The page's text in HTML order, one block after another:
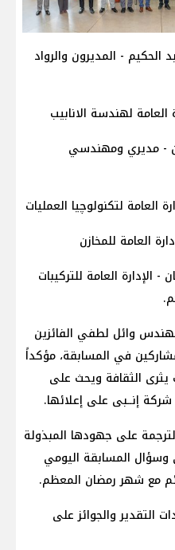
- المديرون والرواد
لهندسة الانابيب
- مديري ومهندسي
لتكنولوچيا العمليات
العامة للمخازن
العامة للتركيبات
وائل لطفي الفائزين
في المسابقة، مؤكداً
الثقافة ويحث على
إنــبى على إعلائها.
على جهودها المبذولة
وسؤال المسابقة اليومي
مع شهر رمضان المعظم.
التقدير والجوائز على